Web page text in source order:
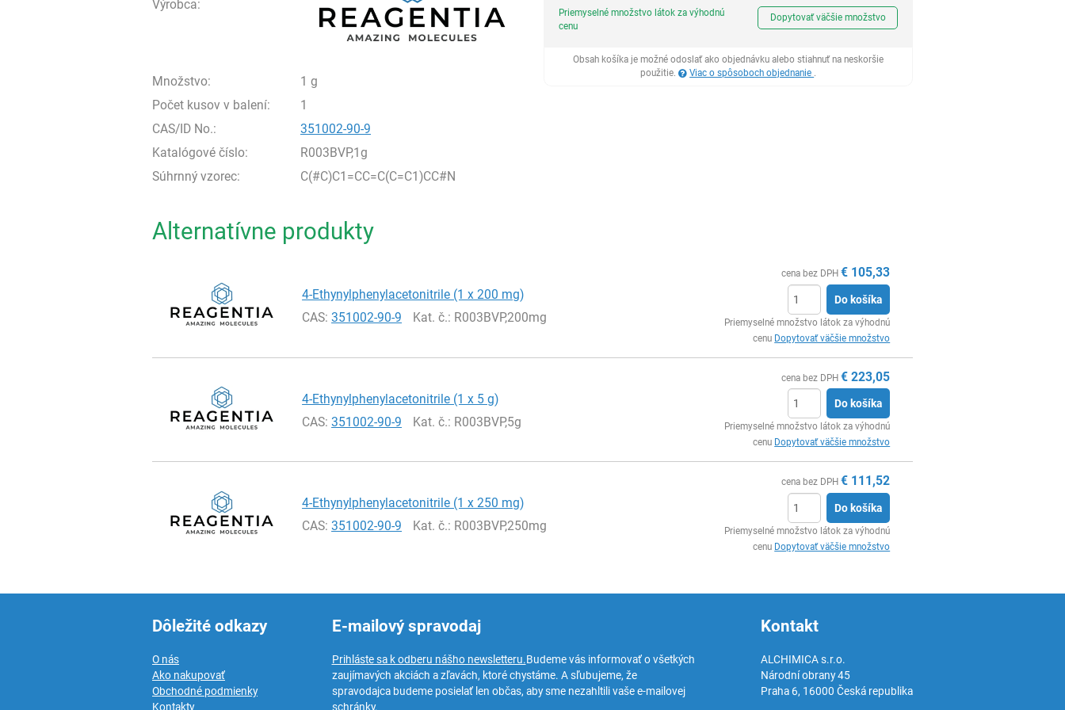
Výrobca:
Množstvo:
1 g
Počet kusov v balení:
1
CAS/ID No.:
351002-90-9
Katalógové číslo:
R003BVP,1g
Súhrnný vzorec:
C(#C)C1=CC=C(C=C1)CC#N
Ks
Priemyselné množstvo látok za výhodnú
cenu
Dopytovať väčšie množstvo
Obsah košíka je možné odoslať ako objednávku alebo stiahnuť na neskoršie
použitie.
Viac o spôsoboch objednanie .
Alternatívne produkty
4-Ethynylphenylacetonitrile (1 x 200 mg)
CAS:351002-90-9 Kat. č.: R003BVP,200mg
cena bez DPH € 105,33
Do košíka
Priemyselné množstvo látok za výhodnú
cenu Dopytovať väčšie množstvo
4-Ethynylphenylacetonitrile (1 x 5 g)
CAS:351002-90-9 Kat. č.: R003BVP,5g
cena bez DPH € 223,05
Do košíka
Priemyselné množstvo látok za výhodnú
cenu Dopytovať väčšie množstvo
4-Ethynylphenylacetonitrile (1 x 250 mg)
CAS:351002-90-9 Kat. č.: R003BVP,250mg
cena bez DPH € 111,52
Do košíka
Priemyselné množstvo látok za výhodnú
cenu Dopytovať väčšie množstvo
Dôležité odkazy
O nás
Ako nakupovať
Obchodné podmienky
Kontakty
E-mailový spravodaj
Prihláste sa k odberu nášho newsletteru.Budeme vás informovať o všetkých
zaujímavých akciách a zľavách, ktoré chystáme. A sľubujeme, že
spravodajca budeme posielať len občas, aby sme nezahltili vaše e-mailovej
schránky.
Kontakt
ALCHIMICA s.r.o.
Národní obrany 45
Praha 6, 16000 Česká republika